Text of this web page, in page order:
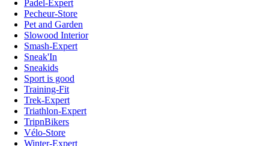
Padel-Expert
Pecheur-Store
Pet and Garden
Slowood Interior
Smash-Expert
Sneak'In
Sneakids
Sport is good
Training-Fit
Trek-Expert
Triathlon-Expert
TripnBikers
Vélo-Store
Winter-Expert